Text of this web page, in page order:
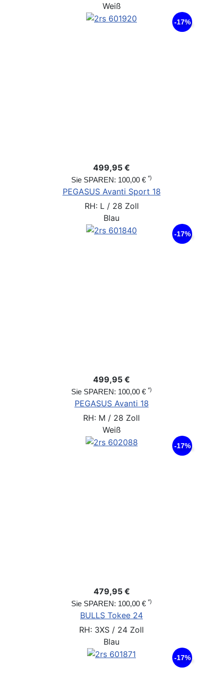
Weiß
-17%
499,95 €
Sie SPAREN: 100,00 € *)
PEGASUS Avanti Sport 18
RH: L / 28 Zoll
Blau
-17%
499,95 €
Sie SPAREN: 100,00 € *)
PEGASUS Avanti 18
RH: M / 28 Zoll
Weiß
-17%
479,95 €
Sie SPAREN: 100,00 € *)
BULLS Tokee 24
RH: 3XS / 24 Zoll
Blau
-17%